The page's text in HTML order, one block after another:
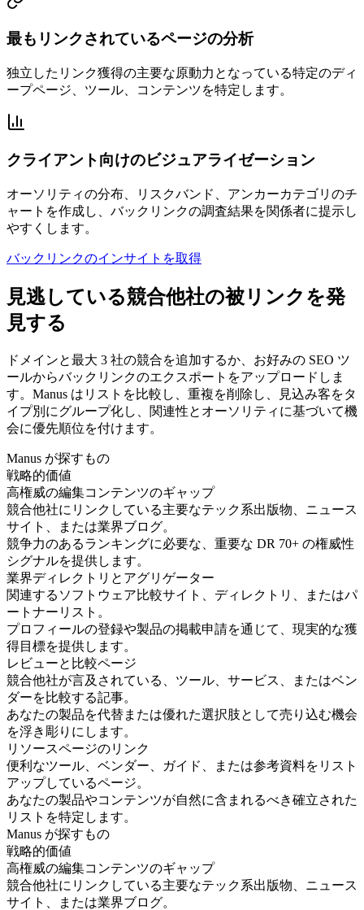
最もリンクされているページの分析
独立したリンク獲得の主要な原動力となっている特定のディ
ープページ、ツール、コンテンツを特定します。
クライアント向けのビジュアライゼーション
オーソリティの分布、リスクバンド、アンカーカテゴリのチ
ャートを作成し、バックリンクの調査結果を関係者に提示し
やすくします。
バックリンクのインサイトを取得
見逃している競合他社の被リンクを発
見する
ドメインと最大 3 社の競合を追加するか、お好みの SEO ツ
ールからバックリンクのエクスポートをアップロードしま
す。Manus はリストを比較し、重複を削除し、見込み客をタ
イプ別にグループ化し、関連性とオーソリティに基づいて機
会に優先順位を付けます。
Manus が探すもの
戦略的価値
高権威の編集コンテンツのギャップ
競合他社にリンクしている主要なテック系出版物、ニュース
サイト、または業界ブログ。
競争力のあるランキングに必要な、重要な DR 70+ の権威性
シグナルを提供します。
業界ディレクトリとアグリゲーター
関連するソフトウェア比較サイト、ディレクトリ、またはパ
ートナーリスト。
プロフィールの登録や製品の掲載申請を通じて、現実的な獲
得目標を提供します。
レビューと比較ページ
競合他社が言及されている、ツール、サービス、またはベン
ダーを比較する記事。
あなたの製品を代替または優れた選択肢として売り込む機会
を浮き彫りにします。
リソースページのリンク
便利なツール、ベンダー、ガイド、または参考資料をリスト
アップしているページ。
あなたの製品やコンテンツが自然に含まれるべき確立された
リストを特定します。
Manus が探すもの
戦略的価値
高権威の編集コンテンツのギャップ
競合他社にリンクしている主要なテック系出版物、ニュース
サイト、または業界ブログ。